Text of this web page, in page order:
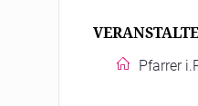
Pfarrer